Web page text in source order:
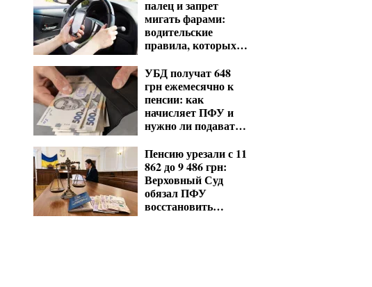
палец и запрет
мигать фарами:
водительские
правила, которых
УБД получат 648
грн ежемесячно к
пенсии: как
начисляет ПФУ и
нужно ли подавать
Пенсию урезали с 11
862 до 9 486 грн:
Верховный Суд
обязал ПФУ
восстановить